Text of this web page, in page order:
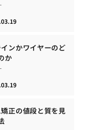
ンかワイヤーのど
か
正の値段と質を見